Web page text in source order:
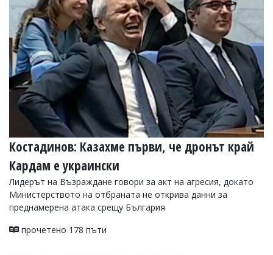
УКРАЙНА
СПОРТ
РАЗСЛЕДВАНЕ
БИЗНЕС
ЮГ
Управители:
Веселин
Василев,
email:
v.vasilev@flagman.bg
Катя
Касабова,
еmail:k.kassabova@flagman.bg
Главен
Иван
Костадинов: Казахме първи, че дронът край
Кардам е украински
Лидерът на Възраждане говори за акт на агресия, докато
Министерството на отбраната не открива данни за
преднамерена атака срещу България
прочетено 178 пъти